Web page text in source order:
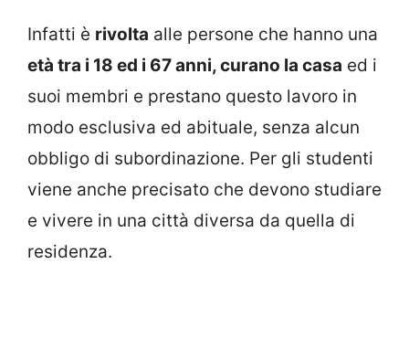
Infatti è rivolta alle persone che hanno una
età tra i 18 ed i 67 anni, curano la casa ed i
suoi membri e prestano questo lavoro in
modo esclusiva ed abituale, senza alcun
obbligo di subordinazione. Per gli studenti
viene anche precisato che devono studiare
e vivere in una città diversa da quella di
residenza.